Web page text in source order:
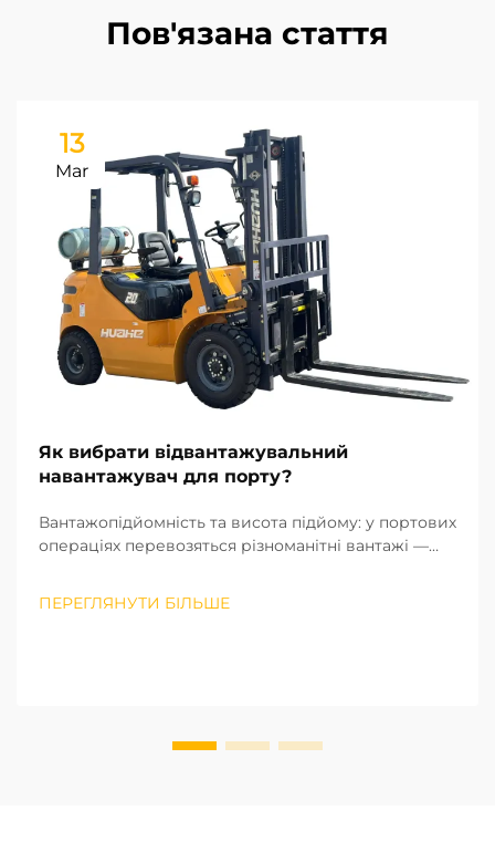
Пов'язана стаття
13
Mar
Як вибрати відвантажувальний
навантажувач для порту?
Вантажопідйомність та висота підйому: у портових
операціях перевозяться різноманітні вантажі —
вантажопідйомність є першим критичним
ПЕРЕГЛЯНУТИ БІЛЬШЕ